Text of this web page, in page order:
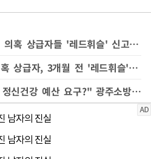
소방관 사망 석달 전 가해 의혹 상급자들 '레드휘슬' 신고 당해(종합)
숨진 여성 소방관 갑질 의혹 상급자, 3개월 전 '레드휘슬' 신고
"女소방관 죽음 외면하고 정신건강 예산 요구?" 광주소방 질타